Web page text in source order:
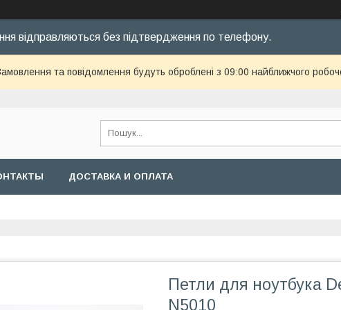
відправляються без підтвердження по телефону.
та повідомлення будуть оброблені з 09:00 найближчого
ДОСТАВКА И ОПЛАТА
Петли для ноутбука
N5010